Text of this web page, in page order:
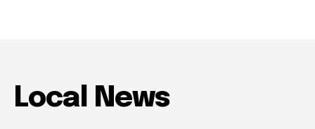
Local News